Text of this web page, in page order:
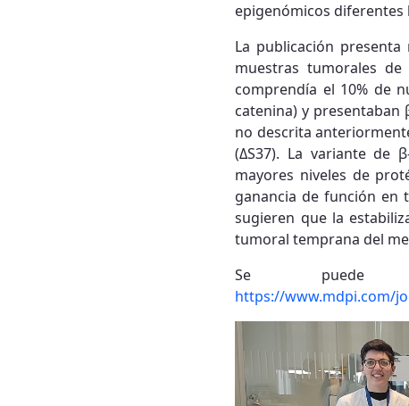
epigenómicos
La publicación
muestras tumorales
comprendía el 10% de
catenina) y presentaban
no descrita
(ΔS37). La variante de
mayores niveles de
ganancia de función en
sugieren que la
tumoral temprana del
Se
https://www.mdpi.com/